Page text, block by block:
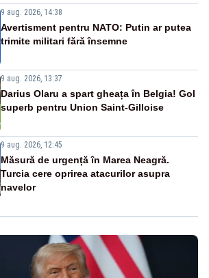
9 aug. 2026, 14:38
Avertisment pentru NATO: Putin ar putea
trimite militari fără însemne
9 aug. 2026, 13:37
Darius Olaru a spart gheața în Belgia! Gol
superb pentru Union Saint-Gilloise
9 aug. 2026, 12:45
Măsură de urgență în Marea Neagră.
Turcia cere oprirea atacurilor asupra
navelor